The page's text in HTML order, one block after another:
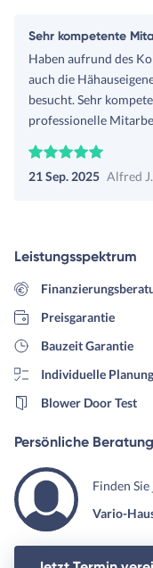
Sehr kompetente
Haben aufrund des
auch die
besucht. Sehr
professionelle
21 Sep. 2025 Alfred J.
Leistungsspektrum
Preisgarantie
Bauzeit Garantie
Individuelle Planung
Blower Door Test
Persönliche
Finden
Vario-